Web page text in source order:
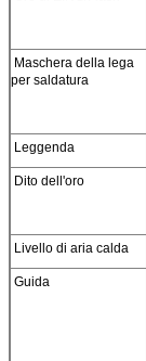
Maschera della lega
per saldatura
Leggenda
Dito dell'oro
Livello di aria calda
Guida